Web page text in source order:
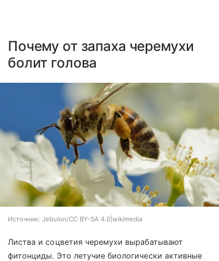
Почему от запаха черемухи
болит голова
Источник: Jebulon/CC BY-SA 4.0|wikimedia
Листва и соцветия черемухи вырабатывают
фитонциды. Это летучие биологически активные